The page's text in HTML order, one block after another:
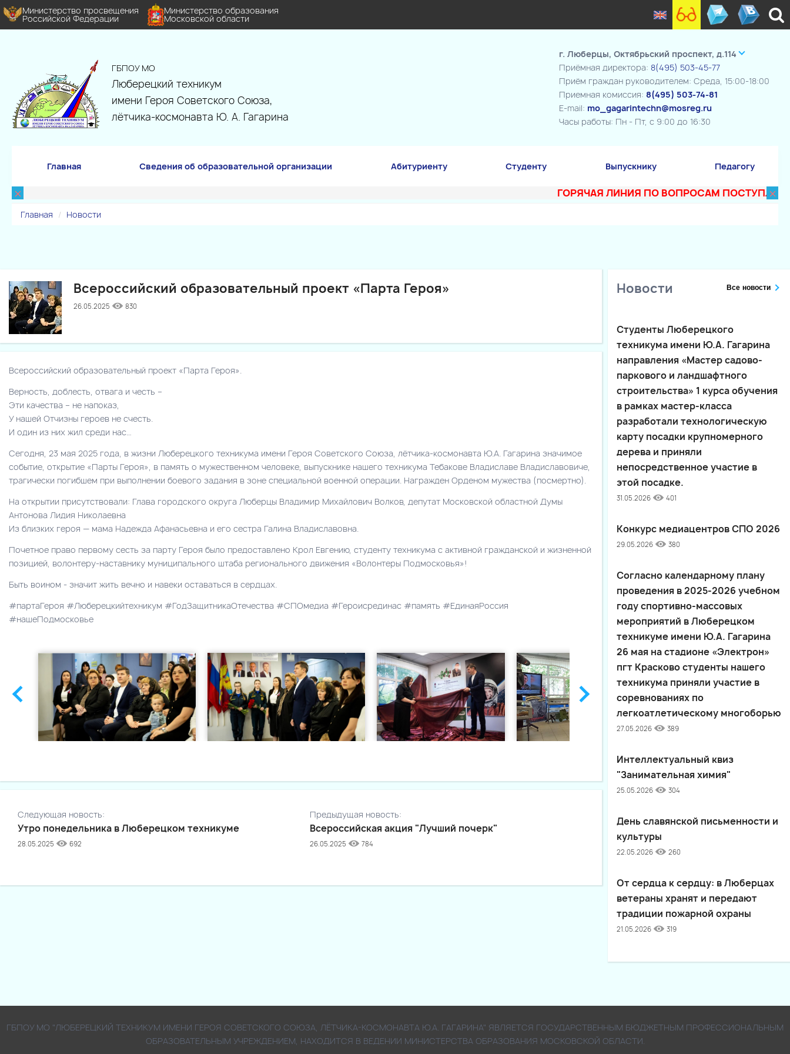
Министерство просвещения
Российской Федерации
Министерство образования
Московской области
ГБПОУ МО
Люберецкий техникум
имени Героя Советского Союза,
лётчика-космонавта Ю. А. Гагарина
г. Люберцы, Октябрьский проспект, д.114
Приёмная директора: 8(495) 503-45-77
Приём граждан руководителем: Среда, 15:00-18:00
Приемная комиссия: 8(495) 503-74-81
E-mail: mo_gagarintechn@mosreg.ru
Часы работы: Пн - Пт, с 9:00 до 16:30
Главная Сведения об образовательной организации Абитуриенту Студенту Выпускнику Педагогу
× ГОРЯЧАЯ ЛИНИЯ ПО ВОПРОСАМ ПОСТУПЛЕНИЯ
×
Главная Новости
Всероссийский образовательный проект «Парта Героя»
26.05.2025 830
Всероссийский образовательный проект «Парта Героя».
Верность, доблесть, отвага и честь –
Эти качества – не напоказ,
У нашей Отчизны героев не счесть.
И один из них жил среди нас…
Сегодня, 23 мая 2025 года, в жизни Люберецкого техникума имени Героя Советского Союза, лётчика-космонавта Ю.А. Гагарина значимое
событие, открытие «Парты Героя», в память о мужественном человеке, выпускнике нашего техникума Тебакове Владиславе Владиславовиче,
трагически погибшем при выполнении боевого задания в зоне специальной военной операции. Награжден Орденом мужества (посмертно).
На открытии присутствовали: Глава городского округа Люберцы Владимир Михайлович Волков, депутат Московской областной Думы
Антонова Лидия Николаевна
Из близких героя — мама Надежда Афанасьевна и его сестра Галина Владиславовна.
Почетное право первому сесть за парту Героя было предоставлено Крол Евгению, студенту техникума с активной гражданской и жизненной
позицией, волонтеру-наставнику муниципального штаба регионального движения «Волонтеры Подмосковья»!
Быть воином - значит жить вечно и навеки оставаться в сердцах.
#партаГероя #Люберецкийтехникум #ГодЗащитникаОтечества #СПОмедиа #Героисрединас #память #ЕдинаяРоссия
#нашеПодмосковье
Следующая новость:
Утро понедельника в Люберецком техникуме
28.05.2025 692
Предыдущая новость:
Всероссийская акция "Лучший почерк"
26.05.2025 784
Новости Все новости
Студенты Люберецкого
техникума имени Ю.А. Гагарина
направления «Мастер садово-
паркового и ландшафтного
строительства» 1 курса обучения
в рамках мастер-класса
разработали технологическую
карту посадки крупномерного
дерева и приняли
непосредственное участие в
этой посадке.
31.05.2026 401
Конкурс медиацентров СПО 2026
29.05.2026 380
Согласно календарному плану
проведения в 2025-2026 учебном
году спортивно-массовых
мероприятий в Люберецком
техникуме имени Ю.А. Гагарина
26 мая на стадионе «Электрон»
пгт Красково студенты нашего
техникума приняли участие в
соревнованиях по
легкоатлетическому многоборью
27.05.2026 389
Интеллектуальный квиз
"Занимательная химия"
25.05.2026 304
День славянской письменности и
культуры
22.05.2026 260
От сердца к сердцу: в Люберцах
ветераны хранят и передают
традиции пожарной охраны
21.05.2026 319
ГБПОУ МО "ЛЮБЕРЕЦКИЙ ТЕХНИКУМ ИМЕНИ ГЕРОЯ СОВЕТСКОГО СОЮЗА, ЛЁТЧИКА-КОСМОНАВТА Ю.А. ГАГАРИНА" ЯВЛЯЕТСЯ ГОСУДАРСТВЕННЫМ БЮДЖЕТНЫМ ПРОФЕССИОНАЛЬНЫМ
ОБРАЗОВАТЕЛЬНЫМ УЧРЕЖДЕНИЕМ, НАХОДИТСЯ В ВЕДЕНИИ МИНИСТЕРСТВА ОБРАЗОВАНИЯ МОСКОВСКОЙ ОБЛАСТИ.